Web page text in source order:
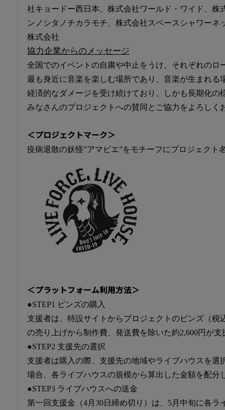
社キョードー西日本、株式会社ワールド・ワイド、株
ンノシタノチカラモチ、株式会社スペースシャワーネ
株式会社
協力企業からのメッセージ
全国でのイベントの自粛や中止をうけ、それぞれのロ
最も身近に音楽を楽しむ場所であり、音楽が生まれる
経済的なダメージを受け続けており、しかも長期化の
みなさんのプロジェクトへの賛同とご協力をよろしく
＜プロジェクトマーク＞
疫病退散の妖怪”アマビエ”をモチーフにプロジェクト
＜プラットフォーム利用方法＞
●STEP1 ピンズの購入
支援者は、特設サイトからプロジェクトのピンズ（税
の売り上げから制作費、発送費を除いた約2,600円が
●STEP2 支援先の選択
支援者は購入の際、支援先の地域やライブハウスを選
場合、各ライブハウスの規模から算出した金額を配分
●STEP3 ライブハウスへの送金
第一回支援金（4月30日締め切り）は、5月中旬に各ラ